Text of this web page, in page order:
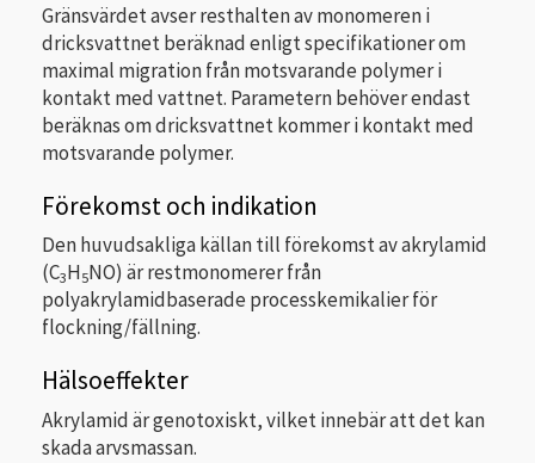
Gränsvärdet avser resthalten av monomeren i
dricksvattnet beräknad enligt specifikationer om
maximal migration från motsvarande polymer i
kontakt med vattnet. Parametern behöver endast
beräknas om dricksvattnet kommer i kontakt med
motsvarande polymer.
Förekomst och indikation
Den huvudsakliga källan till förekomst av akrylamid
(C3H5NO) är restmonomerer från
polyakrylamidbaserade processkemikalier för
flockning/fällning.
Hälsoeffekter
Akrylamid är genotoxiskt, vilket innebär att det kan
skada arvsmassan.